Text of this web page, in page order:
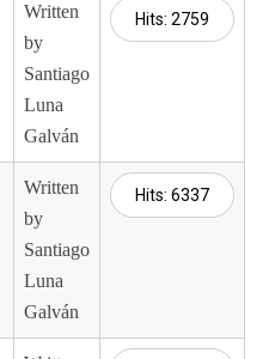
Written
by
Santiago
Luna
Galván
Hits: 2759
Written
by
Santiago
Luna
Galván
Hits: 6337